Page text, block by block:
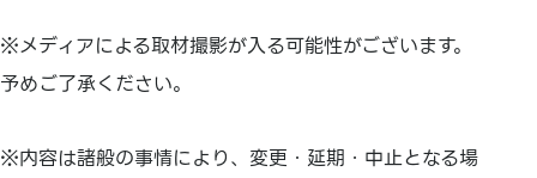
※メディアによる取材撮影が入る可能性がございます。
予めご了承ください。
※内容は諸般の事情により、変更・延期・中止となる場